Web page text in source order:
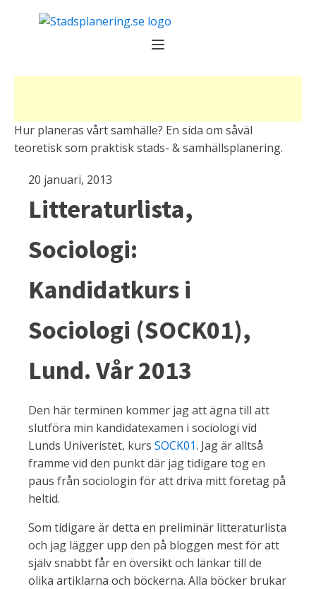
Hur planeras vårt samhälle? En sida om såväl
teoretisk som praktisk stads- & samhällsplanering.
20 januari, 2013
Litteraturlista,
Sociologi:
Kandidatkurs i
Sociologi (SOCK01),
Lund. Vår 2013
Den här terminen kommer jag att ägna till att
slutföra min kandidatexamen i sociologi vid
Lunds Univeristet, kurs SOCK01. Jag är alltså
framme vid den punkt där jag tidigare tog en
paus från sociologin för att driva mitt företag på
heltid.
Som tidigare är detta en preliminär litteraturlista
och jag lägger upp den på bloggen mest för att
själv snabbt får en översikt och länkar till de
olika artiklarna och böckerna. Alla böcker brukar